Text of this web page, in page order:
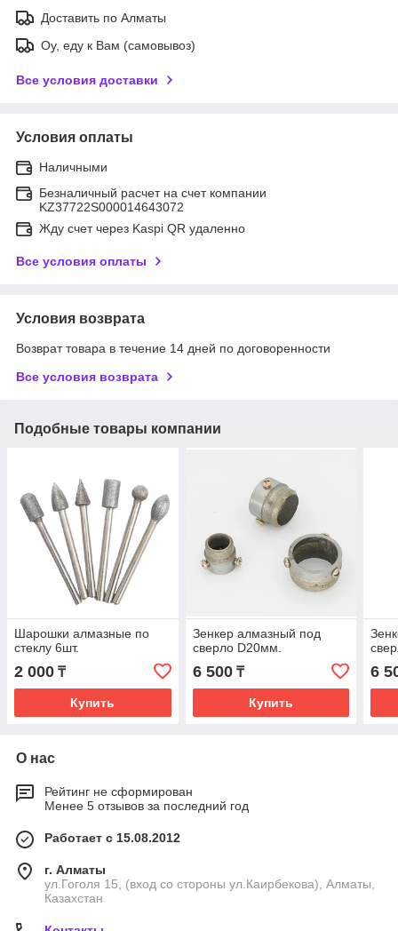
Доставить по Алматы
Оу, еду к Вам (самовывоз)
Все условия доставки
Условия оплаты
Наличными
Безналичный расчет на счет компании
KZ37722S000014643072
Жду счет через Kaspi QR удаленно
Все условия оплаты
Условия возврата
Возврат товара в течение 14 дней по договоренности
Все условия возврата
Подобные товары компании
Шарошки алмазные по
стеклу 6шт.
2 000 ₸
Купить
Зенкер алмазный под
сверло D20мм.
6 500₸
Купить
6
О нас
Рейтинг не сформирован
Менее 5 отзывов за последний год
Работает с 15.08.2012
г. Алматы
ул.Гоголя 15, (вход со стороны ул.Каирбекова), Алматы,
Казахстан